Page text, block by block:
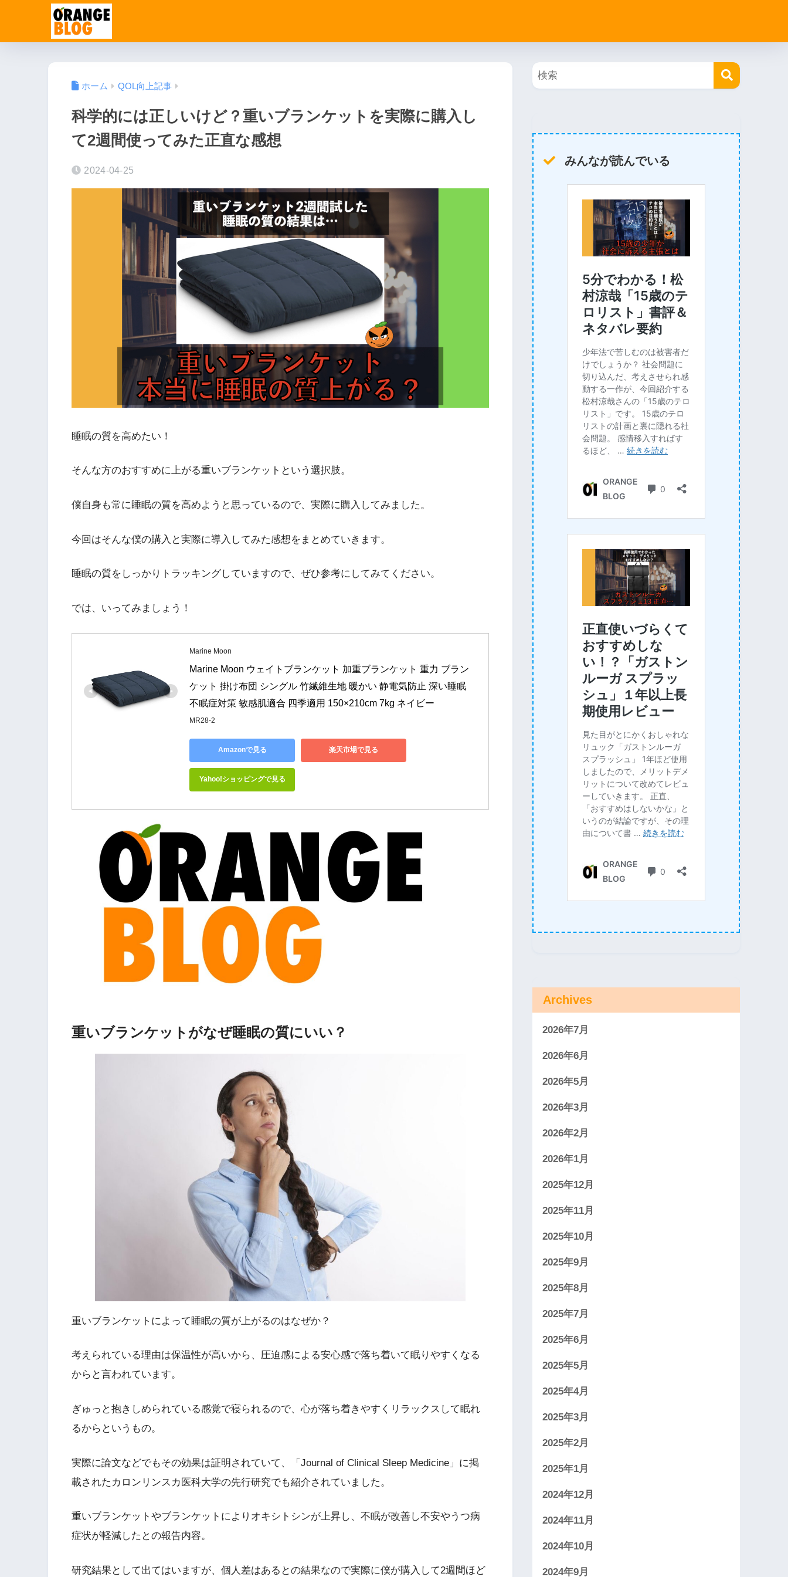
ホーム QOL向上記事
科学的には正しいけど？重いブランケットを実際に購入し
て2週間使ってみた正直な感想
2024-04-25
睡眠の質を高めたい！
そんな方のおすすめに上がる重いブランケットという選択肢。
僕自身も常に睡眠の質を高めようと思っているので、実際に購入してみました。
今回はそんな僕の購入と実際に導入してみた感想をまとめていきます。
睡眠の質をしっかりトラッキングしていますので、ぜひ参考にしてみてください。
では、いってみましょう！
Marine Moon
Marine Moon ウェイトブランケット 加重ブランケット 重力 ブラン
ケット 掛け布団 シングル 竹繊維生地 暖かい 静電気防止 深い睡眠
不眠症対策 敏感肌適合 四季適用 150×210cm 7kg ネイビー
MR28-2
Amazonで見る 楽天市場で見る
Yahoo!ショッピングで見る
重いブランケットがなぜ睡眠の質にいい？
重いブランケットによって睡眠の質が上がるのはなぜか？
考えられている理由は保温性が高いから、圧迫感による安心感で落ち着いて眠りやすくなる
からと言われています。
ぎゅっと抱きしめられている感覚で寝られるので、心が落ち着きやすくリラックスして眠れ
るからというもの。
実際に論文などでもその効果は証明されていて、「Journal of Clinical Sleep Medicine」に掲
載されたカロンリンスカ医科大学の先行研究でも紹介されていました。
重いブランケットやブランケットによりオキシトシンが上昇し、不眠が改善し不安やうつ病
症状が軽減したとの報告内容。
研究結果として出てはいますが、個人差はあるとの結果なので実際に僕が購入して2週間ほど
みんなが読んでいる
Archives
2026年7月
2026年6月
2026年5月
2026年3月
2026年2月
2026年1月
2025年12月
2025年11月
2025年10月
2025年9月
2025年8月
2025年7月
2025年6月
2025年5月
2025年4月
2025年3月
2025年2月
2025年1月
2024年12月
2024年11月
2024年10月
2024年9月